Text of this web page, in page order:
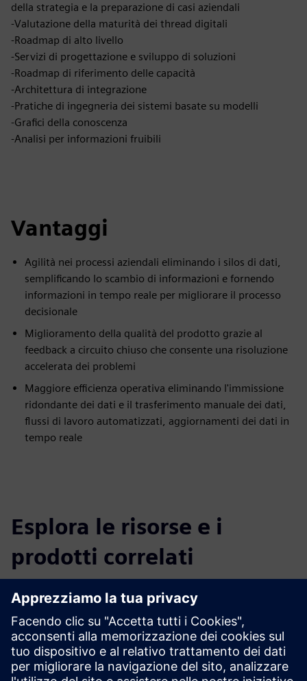
della strategia e la preparazione di casi aziendali
-Valutazione della maturità dei thread digitali
-Roadmap di alto livello
-Servizi di progettazione e sviluppo di soluzioni
-Roadmap di riferimento delle capacità
-Architettura di integrazione
-Pratiche di ingegneria dei sistemi basate su modelli
-Grafici della conoscenza
-Analisi per informazioni fruibili
Vantaggi
Agilità nei processi aziendali eliminando i silos di dati,
semplificando lo scambio di informazioni e fornendo
informazioni in tempo reale per migliorare il processo
decisionale
Miglioramento della qualità del prodotto grazie al
feedback a circuito chiuso che consente una risoluzione
accelerata dei problemi
Maggiore efficienza operativa eliminando l'immissione
ridondante dei dati e il trasferimento manuale dei dati,
flussi di lavoro automatizzati, aggiornamenti dei dati in
tempo reale
Esplora le risorse e i
prodotti correlati
Informazioni e risorse aggiuntive
Ulteriori informazioni
White paper